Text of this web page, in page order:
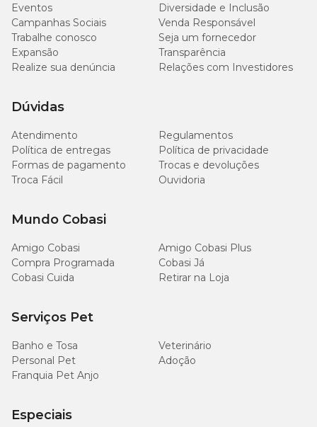
Eventos
Diversidade e Inclusão
Campanhas Sociais
Venda Responsável
Trabalhe conosco
Seja um fornecedor
Expansão
Transparência
Realize sua denúncia
Relações com Investidores
Dúvidas
Atendimento
Regulamentos
Política de entregas
Política de privacidade
Formas de pagamento
Trocas e devoluções
Troca Fácil
Ouvidoria
Mundo Cobasi
Amigo Cobasi
Amigo Cobasi Plus
Compra Programada
Cobasi Já
Cobasi Cuida
Retirar na Loja
Serviços Pet
Banho e Tosa
Veterinário
Personal Pet
Adoção
Franquia Pet Anjo
Especiais